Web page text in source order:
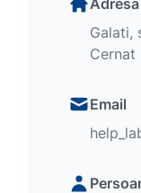
Galati,
Cernat
Email